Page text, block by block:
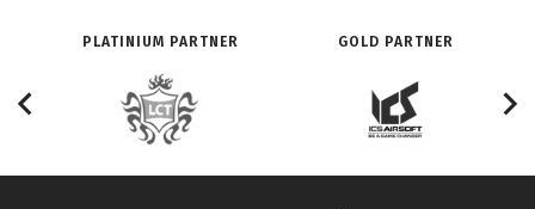
PLATINIUM PARTNER GOLD PARTNER